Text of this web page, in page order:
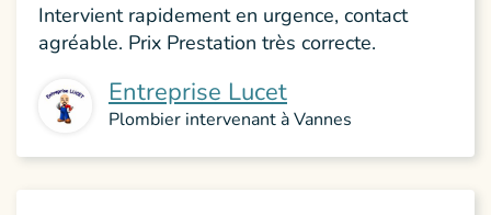
Intervient rapidement en urgence, contact
agréable. Prix Prestation très correcte.
Entreprise Lucet
Plombier intervenant à Vannes